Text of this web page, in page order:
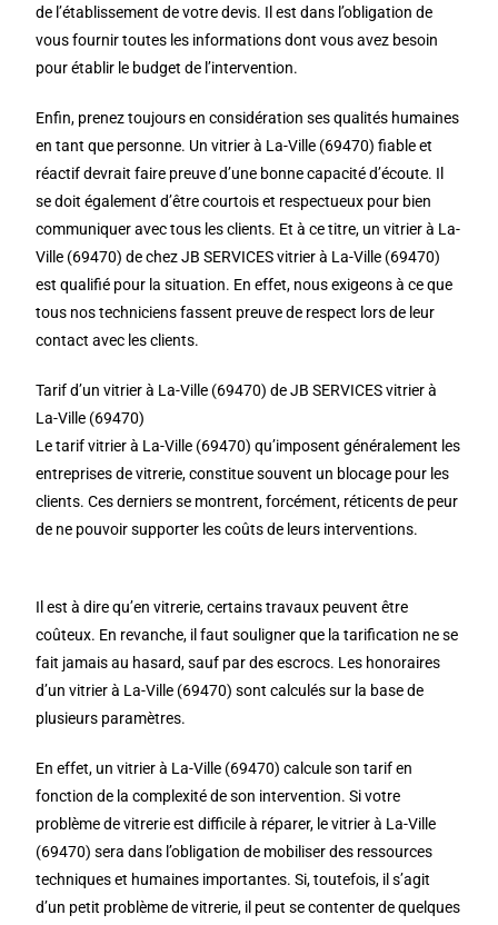
de l’établissement de votre devis. Il est dans l’obligation de
vous fournir toutes les informations dont vous avez besoin
pour établir le budget de l’intervention.
Enfin, prenez toujours en considération ses qualités humaines
en tant que personne. Un vitrier à La-Ville (69470) fiable et
réactif devrait faire preuve d’une bonne capacité d’écoute. Il
se doit également d’être courtois et respectueux pour bien
communiquer avec tous les clients. Et à ce titre, un vitrier à La-
Ville (69470) de chez JB SERVICES vitrier à La-Ville (69470)
est qualifié pour la situation. En effet, nous exigeons à ce que
tous nos techniciens fassent preuve de respect lors de leur
contact avec les clients.
Tarif d’un vitrier à La-Ville (69470) de JB SERVICES vitrier à
La-Ville (69470)
Le tarif vitrier à La-Ville (69470) qu’imposent généralement les
entreprises de vitrerie, constitue souvent un blocage pour les
clients. Ces derniers se montrent, forcément, réticents de peur
de ne pouvoir supporter les coûts de leurs interventions.
Il est à dire qu’en vitrerie, certains travaux peuvent être
coûteux. En revanche, il faut souligner que la tarification ne se
fait jamais au hasard, sauf par des escrocs. Les honoraires
d’un vitrier à La-Ville (69470) sont calculés sur la base de
plusieurs paramètres.
En effet, un vitrier à La-Ville (69470) calcule son tarif en
fonction de la complexité de son intervention. Si votre
problème de vitrerie est difficile à réparer, le vitrier à La-Ville
(69470) sera dans l’obligation de mobiliser des ressources
techniques et humaines importantes. Si, toutefois, il s’agit
d’un petit problème de vitrerie, il peut se contenter de quelques